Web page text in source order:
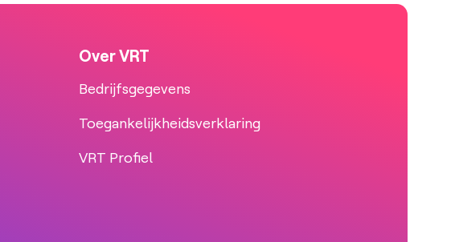
Over VRT
Bedrijfsgegevens
Toegankelijkheidsverklaring
VRT Profiel